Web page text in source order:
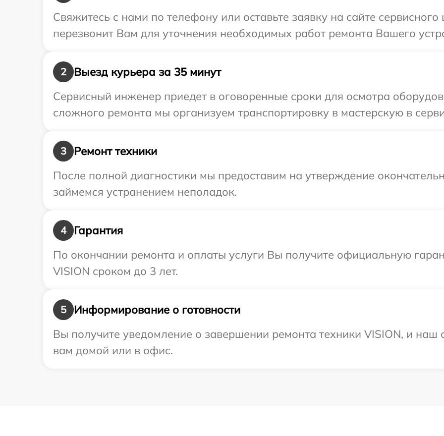
Свяжитесь с нами по телефону или оставьте заявку на сайте
перезвонит Вам для уточнения необходимых работ ремонта Вашего
2
Выезд курьера за 35 минут
Сервисный инженер приедет в оговоренные сроки для осмотра
сложного ремонта мы организуем транспортировку в мастерскую в
3
Ремонт техники
После полной диагностики мы предоставим на утверждение
займемся устранением неполадок.
4
Гарантия
По окончании ремонта и оплаты услуги Вы получите официальную
VISION сроком до 3 лет.
5
Информирование о готовности
Вы получите уведомление о завершении ремонта техники VISION, и наш
вам домой или в офис.